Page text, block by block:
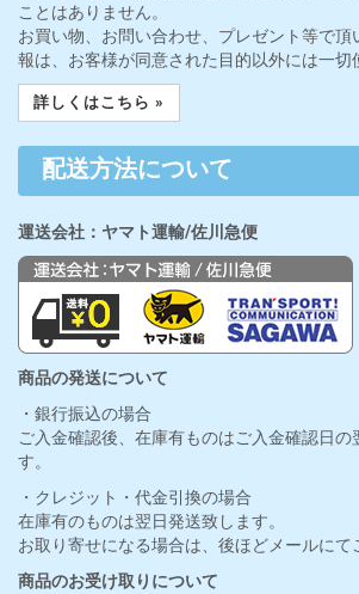
ことはありません。
お買い物、お問い合わせ、プレゼント等で頂
報は、お客様が同意された目的以外には一切
詳しくはこちら »
配送方法について
運送会社：ヤマト運輸/佐川急便
商品の発送について
・銀行振込の場合
ご入金確認後、在庫有ものはご入金確認日の
す。
・クレジット・代金引換の場合
在庫有のものは翌日発送致します。
お取り寄せになる場合は、後ほどメールにて
商品のお受け取りについて